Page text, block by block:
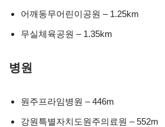
어깨동무어린이공원 – 1.25km
무실체육공원 – 1.35km
병원
원주프라임병원 – 446m
강원특별자치도원주의료원 – 552m